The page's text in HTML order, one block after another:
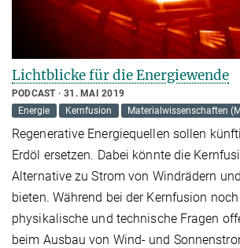
Lichtblicke für die Energiewende
PODCAST
31. MAI 2019
Energie
Kernfusion Materialwissenschaften
Regenerative Energiequellen sollen
Erdöl ersetzen. Dabei könnte die
Alternative zu Strom von Windrädern
bieten. Während bei der Kernfusion
physikalische und technische Fragen
beim Ausbau von Wind- und